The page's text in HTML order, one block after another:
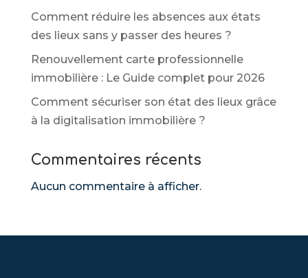
Comment réduire les absences aux états
des lieux sans y passer des heures ?
Renouvellement carte professionnelle
immobilière : Le Guide complet pour 2026
Comment sécuriser son état des lieux grâce
à la digitalisation immobilière ?
Commentaires récents
Aucun commentaire à afficher.